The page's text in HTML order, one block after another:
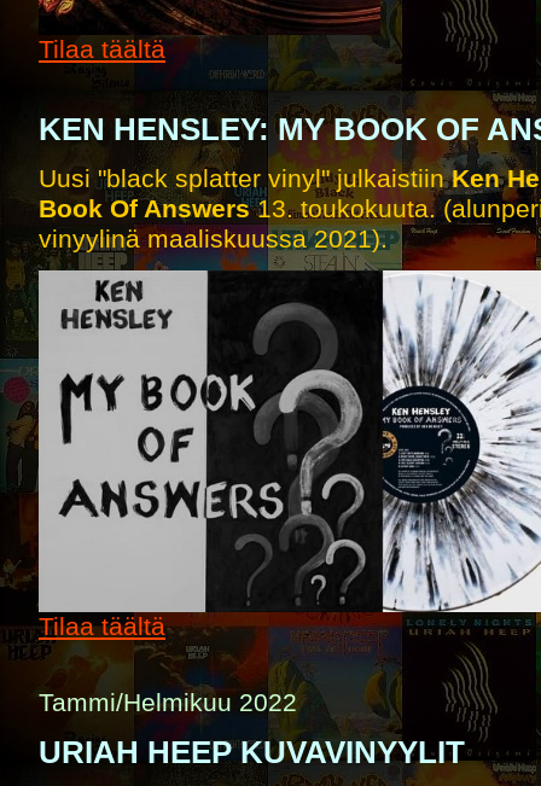
Tilaa täältä
KEN HENSLEY: MY BOOK OF
Uusi "black splatter vinyl" julkaistiinKen
Book Of Answers13. toukokuuta.
vinyylinä maaliskuussa 2021).
Tilaa täältä
Tammi/Helmikuu 2022
URIAH HEEP KUVAVINYYLIT